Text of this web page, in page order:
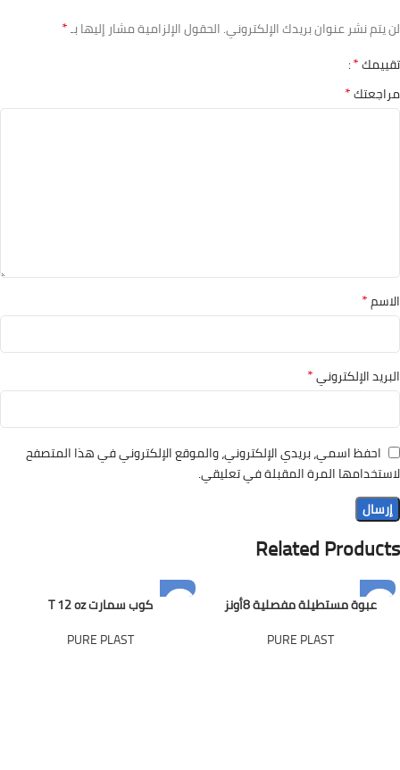
لن يتم نشر عنوان بريدك الإلكتروني.الحقول الإلزامية مشار إليها بـ*
تقييمك*
مراجعتك*
الاسم*
البريد الإلكتروني*
احفظ اسمي، بريدي الإلكتروني، والموقع الإلكتروني في هذا المتصفح
لاستخدامها المرة المقبلة في تعليقي.
Related Products
عبوة مستطيلة مفصلية 8أونز
PURE PLAST
كوب سمارت T 12 oz
PURE PLAST